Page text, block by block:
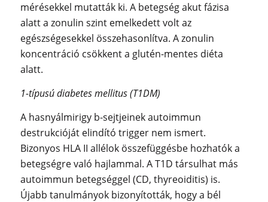
mérésekkel mutatták ki. A betegség akut fázisa
alatt a zonulin szint emelkedett volt az
egészségesekkel összehasonlítva. A zonulin
koncentráció csökkent a glutén-mentes diéta
alatt.
1-típusú diabetes mellitus (T1DM)
A hasnyálmirigy b-sejtjeinek autoimmun
destrukcióját elindító trigger nem ismert.
Bizonyos HLA II allélok összefüggésbe hozhatók a
betegségre való hajlammal. A T1D társulhat más
autoimmun betegséggel (CD, thyreoiditis) is.
Újabb tanulmányok bizonyították, hogy a bél